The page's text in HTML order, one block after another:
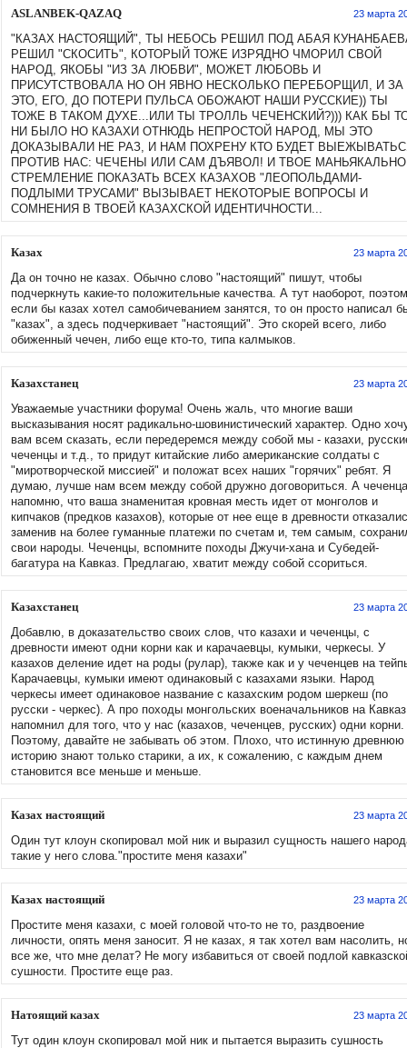
ASLANBEK-QAZAQ 23 марта
"КАЗАХ НАСТОЯЩИЙ", ТЫ НЕБОСЬ РЕШИЛ ПОД АБАЯ
РЕШИЛ "СКОСИТЬ", КОТОРЫЙ ТОЖЕ ИЗРЯДНО ЧМОРИЛ СВОЙ
НАРОД, ЯКОБЫ "ИЗ ЗА ЛЮБВИ", МОЖЕТ ЛЮБОВЬ И
ПРИСУТСТВОВАЛА НО ОН ЯВНО НЕСКОЛЬКО ПЕРЕБОРЩИЛ, И ЗА
ЭТО, ЕГО, ДО ПОТЕРИ ПУЛЬСА ОБОЖАЮТ НАШИ РУССКИЕ)) ТЫ
ТОЖЕ В ТАКОМ ДУХЕ...ИЛИ ТЫ ТРОЛЛЬ ЧЕЧЕНСКИЙ?))) КАК БЫ
НИ БЫЛО НО КАЗАХИ ОТНЮДЬ НЕПРОСТОЙ НАРОД, МЫ ЭТО
ДОКАЗЫВАЛИ НЕ РАЗ, И НАМ ПОХРЕНУ КТО БУДЕТ
ПРОТИВ НАС: ЧЕЧЕНЫ ИЛИ САМ ДЪЯВОЛ! И ТВОЕ
СТРЕМЛЕНИЕ ПОКАЗАТЬ ВСЕХ КАЗАХОВ "ЛЕОПОЛЬДАМИ-
ПОДЛЫМИ ТРУСАМИ" ВЫЗЫВАЕТ НЕКОТОРЫЕ ВОПРОСЫ И
СОМНЕНИЯ В ТВОЕЙ КАЗАХСКОЙ ИДЕНТИЧНОСТИ...
Казах 23 марта
Да он точно не казах. Обычно слово "настоящий" пишут, чтобы
подчеркнуть какие-то положительные качества. А тут наоборот,
если бы казах хотел самобичеванием занятся, то он просто написал
"казах", а здесь подчеркивает "настоящий". Это скорей всего, либо
обиженный чечен, либо еще кто-то, типа калмыков.
Казахстанец 23 марта
Уважаемые участники форума! Очень жаль, что многие ваши
высказывания носят радикально-шовинистический характер. Одно
вам всем сказать, если передеремся между собой мы - казахи,
чеченцы и т.д., то придут китайские либо американские солдаты с
"миротворческой миссией" и положат всех наших "горячих" ребят. Я
думаю, лучше нам всем между собой дружно договориться. А
напомню, что ваша знаменитая кровная месть идет от монголов и
кипчаков (предков казахов), которые от нее еще в древности
заменив на более гуманные платежи по счетам и, тем самым,
свои народы. Чеченцы, вспомните походы Джучи-хана и Субедей-
багатура на Кавказ. Предлагаю, хватит между собой ссориться.
Казахстанец 23 марта
Добавлю, в доказательство своих слов, что казахи и чеченцы, с
древности имеют одни корни как и карачаевцы, кумыки, черкесы. У
казахов деление идет на роды (рулар), также как и у чеченцев на
Карачаевцы, кумыки имеют одинаковый с казахами языки. Народ
черкесы имеет одинаковое название с казахским родом шеркеш (по
русски - черкес). А про походы монгольских военачальников на
напомнил для того, что у нас (казахов, чеченцев, русских) одни корни.
Поэтому, давайте не забывать об этом. Плохо, что истинную древнюю
историю знают только старики, а их, к сожалению, с каждым днем
становится все меньше и меньше.
Казах настоящий 23 марта
Один тут клоун скопировал мой ник и выразил сущность нашего
такие у него слова."простите меня казахи"
Казах настоящий 23 марта
Простите меня казахи, с моей головой что-то не то, раздвоение
личности, опять меня заносит. Я не казах, я так хотел вам насолить,
все же, что мне делат? Не могу избавиться от своей подлой
сушности. Простите еще раз.
Натоящий казах 23 марта
Тут один клоун скопировал мой ник и пытается выразить сушность